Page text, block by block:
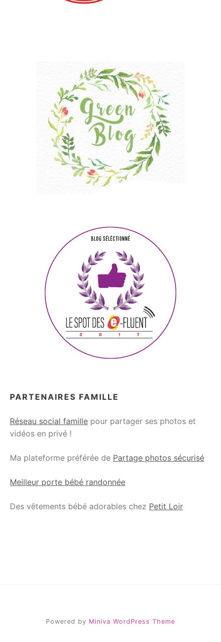
PARTENAIRES FAMILLE
Réseau social famille pour partager ses photos et
vidéos en privé !
Ma plateforme préférée de Partage photos sécurisé
Meilleur porte bébé randonnée
Des vêtements bébé adorables chez Petit Loir
Powered by Miniva WordPress Theme